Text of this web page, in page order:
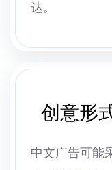
达。
创意形
中文广告可能